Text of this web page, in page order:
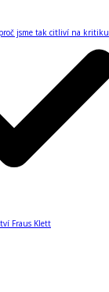
jsme tak citliví na kritiku
Fraus Klett